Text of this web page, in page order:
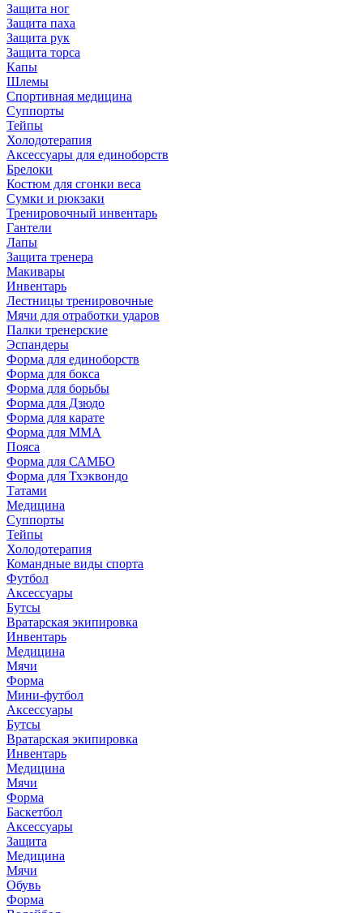
Защита ног
Защита паха
Защита рук
Защита торса
Капы
Шлемы
Спортивная медицина
Суппорты
Тейпы
Холодотерапия
Аксессуары для единоборств
Брелоки
Костюм для сгонки веса
Сумки и рюкзаки
Тренировочный инвентарь
Гантели
Лапы
Защита тренера
Макивары
Инвентарь
Лестницы тренировочные
Мячи для отработки ударов
Палки тренерские
Эспандеры
Форма для единоборств
Форма для бокса
Форма для борьбы
Форма для Дзюдо
Форма для карате
Форма для MMA
Пояса
Форма для САМБО
Форма для Тхэквондо
Татами
Медицина
Суппорты
Тейпы
Холодотерапия
Командные виды спорта
Футбол
Аксессуары
Бутсы
Вратарская экипировка
Инвентарь
Медицина
Мячи
Форма
Мини-футбол
Аксессуары
Бутсы
Вратарская экипировка
Инвентарь
Медицина
Мячи
Форма
Баскетбол
Аксессуары
Защита
Медицина
Мячи
Обувь
Форма